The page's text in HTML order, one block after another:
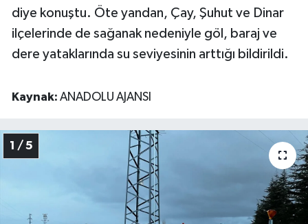
diye konuştu. Öte yandan, Çay, Şuhut ve Dinar
ilçelerinde de sağanak nedeniyle göl, baraj ve
dere yataklarında su seviyesinin arttığı bildirildi.
Kaynak: ANADOLU AJANSI
1 / 5